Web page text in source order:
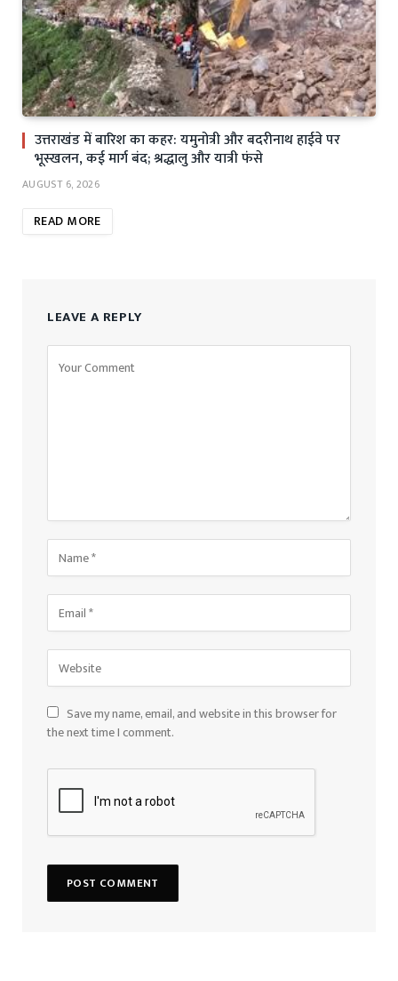
उत्तराखंड में बारिश का कहर: यमुनोत्री और बदरीनाथ हाईवे पर
भूस्खलन, कई मार्ग बंद; श्रद्धालु और यात्री फंसे
AUGUST 6, 2026
READ MORE
LEAVE A REPLY
Save my name, email, and website in this browser for
the next time I comment.